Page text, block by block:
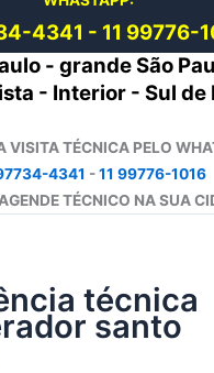
4341 - 11 99776-
- grande São
- Interior - Sul de
VISITA TÉCNICA PELO
4341 -11 99776-1016
TÉCNICO NA SUA
técnica
santo